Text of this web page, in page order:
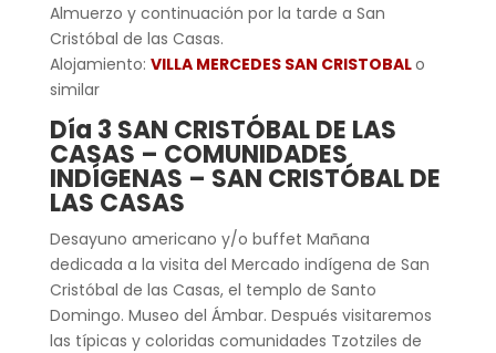
Almuerzo y continuación por la tarde a San
Cristóbal de las Casas.
Alojamiento: VILLA MERCEDES SAN CRISTOBALo
similar
Día 3 SAN CRISTÓBAL DE LAS
CASAS – COMUNIDADES
INDÍGENAS – SAN CRISTÓBAL DE
LAS CASAS
Desayuno americano y/o buffet Mañana
dedicada a la visita del Mercado indígena de San
Cristóbal de las Casas, el templo de Santo
Domingo. Museo del Ámbar. Después visitaremos
las típicas y coloridas comunidades Tzotziles de